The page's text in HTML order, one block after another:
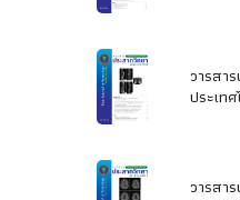
วารสา
ประเท
วารสา